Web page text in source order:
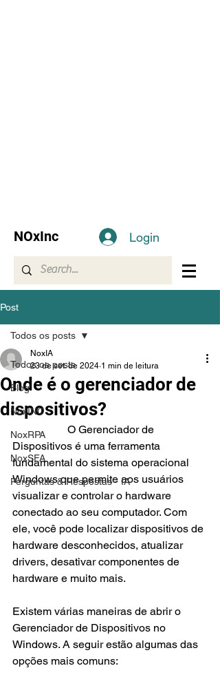
NOxInc Login
Post
Todos os posts
Blog
NoxINC
NoxRPA
NoxSFA
Perguntas & Respostas - IA
Todos os posts
Onde é o gerenciador de
dispositivos?
NoxIA
23 de set. de 2024 1 min de leitura
		O Gerenciador de
Dispositivos é uma ferramenta
fundamental do sistema operacional
Windows que permite aos usuários
visualizar e controlar o hardware
conectado ao seu computador. Com
ele, você pode localizar dispositivos de
hardware desconhecidos, atualizar
drivers, desativar componentes de
hardware e muito mais.
Existem várias maneiras de abrir o
Gerenciador de Dispositivos no
Windows. A seguir estão algumas das
opções mais comuns: